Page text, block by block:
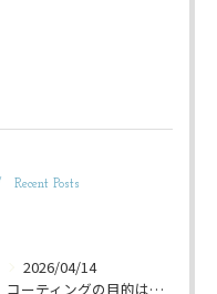
Recent Posts
2026/04/14
コーティングの目的は 墓石を保護することです 岐阜のお墓掃除屋「磨き専隊」です